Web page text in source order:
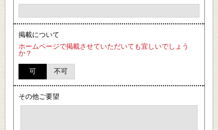
掲載について
ホームページで掲載させていただいても宜しいでしょう
か？
可 不可
その他ご要望